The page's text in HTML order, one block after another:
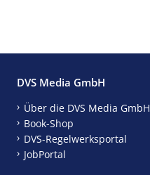
DVS Media GmbH
Über die DVS Media GmbH
Book-Shop
DVS-Regelwerksportal
JobPortal